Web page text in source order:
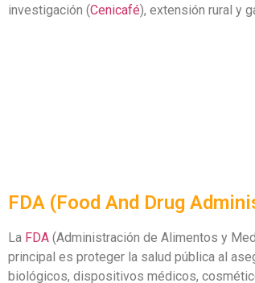
investigación (Cenicafé), extensión rural y
FDA (Food And Drug
La FDA (Administración de Alimentos y
principal es proteger la salud pública al
biológicos, dispositivos médicos,